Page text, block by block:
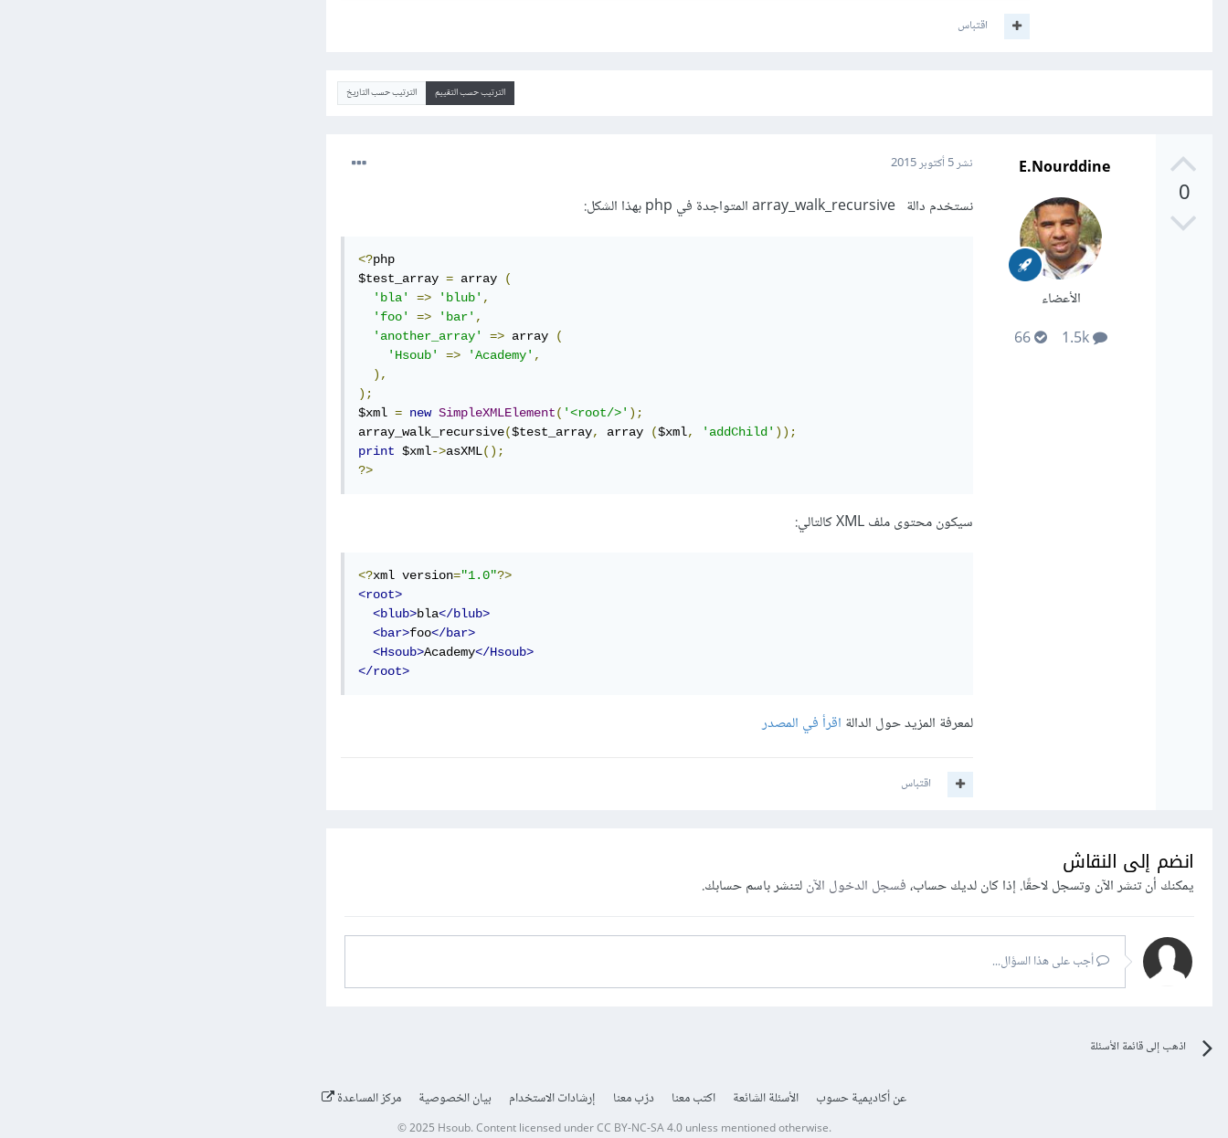
اقتباس
الترتيب حسب التقييم الترتيب حسب التاريخ
0
E.Nourddine
الأعضاء
نشر5 أكتوبر 2015
نستخدم دالة array_walk_recursive المتواجدة في php بهذا الشكل:
<?php
$test_array = array
(
'bla'
=> 'blub' ,
'foo'
=> 'bar' ,
'another_array'
=> array
(
'Hsoub'
=> 'Academy' ,
),
);
$xml = new SimpleXMLElement( '<root/>' );
array_walk_recursive($test_array, array ($xml, 'addChild' ));
print $xml->asXML();
?>
سيكون محتوى ملف XML كالتالي:
<?xml version="1.0"?>
<root>
<blub>bla</blub>
<bar>foo</bar>
<Hsoub>Academy</Hsoub>
</root>
لمعرفة المزيد حول الدالة اقرأ في المصدر
اقتباس
انضم إلى النقاش
يمكنك أن تنشر الآن وتسجل لاحقًا. إذا كان لديك حساب،فسجل الدخول الآنلتنشر باسم حسابك.
أجب على هذا السؤال...
اذهب إلى قائمة الأسئلة
عن أكاديمية حسوب الأسئلة الشائعة اكتب معنا درّب معنا إرشادات الاستخدام بيان الخصوصية مركز المساعدة
© 2025 Hsoub.Content licensed underCC BY-NC-SA 4.0unless mentioned otherwise.